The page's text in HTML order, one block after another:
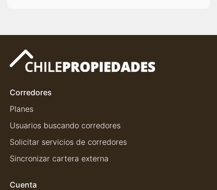
Corredores
Planes
Usuarios buscando corredores
Solicitar servicios de corredores
Sincronizar cartera externa
Cuenta